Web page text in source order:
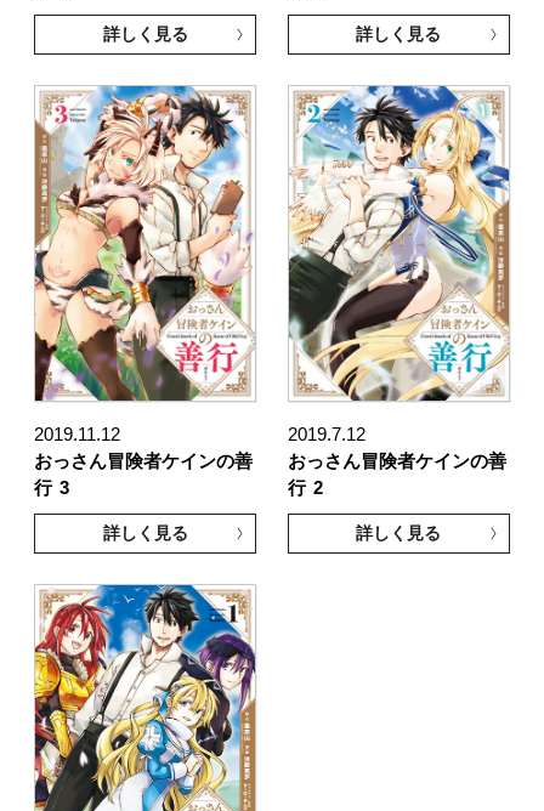
詳しく見る 詳しく見る
2019.11.12
おっさん冒険者ケインの善
行 3
詳しく見る
2019.7.12
おっさん冒険者ケインの善
行 2
詳しく見る